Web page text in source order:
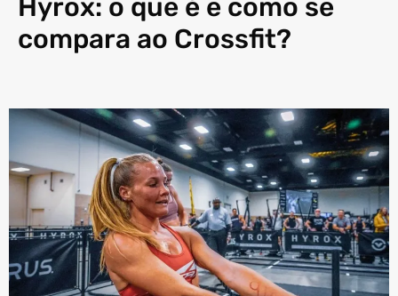
Hyrox: o que é e como se
compara ao Crossfit?